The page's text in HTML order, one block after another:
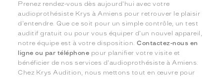
Prenez rendez-vous dès aujourd'hui avec votre
audioprothésiste Krys à Amiens pour retrouver le plaisir
d'entendre. Que ce soit pour un simple contrôle, un test
auditif gratuit ou pour vous équiper d'un nouvel appareil,
notre équipe est à votre disposition.Contactez-nous en
ligne ou par téléphone pour planifier votre visite et
bénéficier de nos services d'audioprothésiste à Amiens.
Chez Krys Audition, nous mettons tout en œuvre pour